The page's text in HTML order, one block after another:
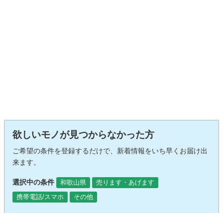
欲しいモノが見つからなかった方
ご希望の条件を登録するだけで、新着情報をいち早くお届け出
来ます。
選択中の条件 和歌山県
売ります・あげます
携帯電話/スマホ
その他